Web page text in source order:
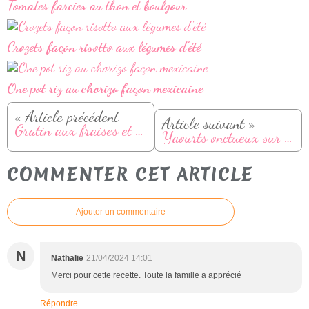
Tomates farcies au thon et boulgour
Crozets façon risotto aux légumes d'été
One pot riz au chorizo façon mexicaine
« Article précédent
Gratin aux fraises et amandes Article suivant »
Yaourts onctueux sur fond de confiture (façon Bonne Maman)
COMMENTER CET ARTICLE
Ajouter un commentaire
N Nathalie 21/04/2024 14:01
Merci pour cette recette. Toute la famille a apprécié
Répondre